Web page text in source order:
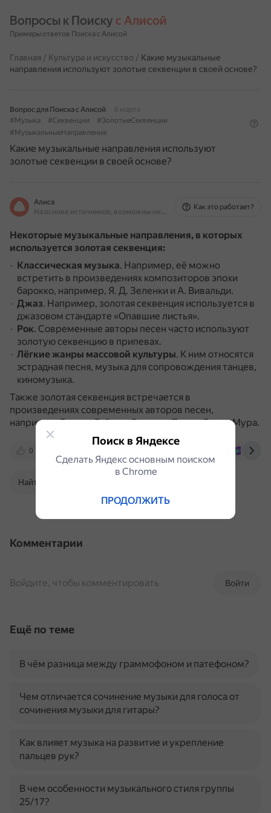
Вопросы к Поиску с Алисой
Примеры ответов Поиска с Алисой
Главная / Культура и искусство / Какие музыкальные
направления используют золотые секвенции в своей основе?
Вопрос для Поиска с Алисой
6 марта
#Музыка
#Секвенции
#ЗолотыеСеквенции
#МузыкальныеНаправления
Какие музыкальные направления используют
золотые секвенции в своей основе?
Алиса
На основе источников, возможны неточности
Как это работает?
Некоторые музыкальные направления, в которых
используется золотая секвенция:
Классическая музыка. Например, её можно
встретить в произведениях композиторов эпохи
барокко, например, Я. Д. Зеленки и А. Вивальди.
Джаз. Например, золотая секвенция используется в
джазовом стандарте «Опавшие листья».
Рок. Современные авторы песен часто используют
золотую секвенцию в припевах.
Лёгкие жанры массовой культуры. К ним относятся
эстрадная песня, музыка для сопровождения танцев,
киномузыка.
Также золотая секвенция встречается в
произведениях современных авторов песен,
например, Глории Гейнер, Виллича Пипла, Гарри Мура.
0
Найти в Поиске
Комментарии
Войти
Войдите, чтобы комментировать
Ещё по теме
В чём разница между граммофоном и патефоном?
Чем отличается сочинение музыки для голоса от
сочинения музыки для гитары?
Как влияет музыка на развитие и укрепление
пальцев рук?
В чем особенности музыкального стиля группы
25/17?
Поиск в Яндексе
Сделать Яндекс основным поиском
в Сhrome
ПРОДОЛЖИТЬ